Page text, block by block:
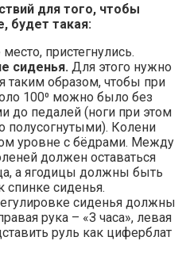
для того, чтобы
будет такая:
пристегнулись.
сиденья. Для этого нужно
таким образом, чтобы при
100⁰ можно было без
до педалей (ноги при этом
Колени
уровне с бёдрами. Между
должен оставаться
а ягодицы должны быть
спинке сиденья.
сиденья должны
рука – «З часа», левая
руль как циферблат